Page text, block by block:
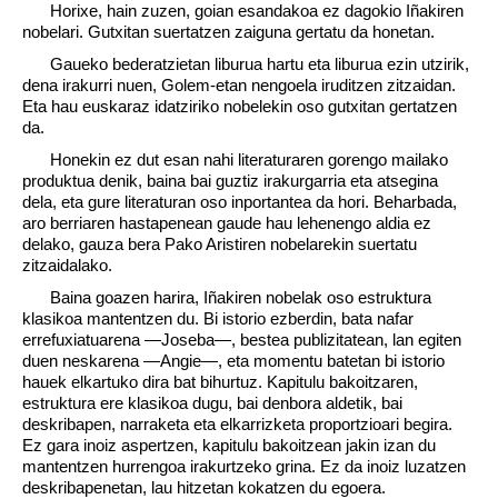
Horixe, hain zuzen, goian esandakoa ez dagokio Iñakiren
nobelari. Gutxitan suertatzen zaiguna gertatu da honetan.
Gaueko bederatzietan liburua hartu eta liburua ezin utzirik,
dena irakurri nuen, Golem-etan nengoela iruditzen zitzaidan.
Eta hau euskaraz idatziriko nobelekin oso gutxitan gertatzen
da.
Honekin ez dut esan nahi literaturaren gorengo mailako
produktua denik, baina bai guztiz irakurgarria eta atsegina
dela, eta gure literaturan oso inportantea da hori. Beharbada,
aro berriaren hastapenean gaude hau lehenengo aldia ez
delako, gauza bera Pako Aristiren nobelarekin suertatu
zitzaidalako.
Baina goazen harira, Iñakiren nobelak oso estruktura
klasikoa mantentzen du. Bi istorio ezberdin, bata nafar
errefuxiatuarena —Joseba—, bestea publizitatean, lan egiten
duen neskarena —Angie—, eta momentu batetan bi istorio
hauek elkartuko dira bat bihurtuz. Kapitulu bakoitzaren,
estruktura ere klasikoa dugu, bai denbora aldetik, bai
deskribapen, narraketa eta elkarrizketa proportzioari begira.
Ez gara inoiz aspertzen, kapitulu bakoitzean jakin izan du
mantentzen hurrengoa irakurtzeko grina. Ez da inoiz luzatzen
deskribapenetan, lau hitzetan kokatzen du egoera.